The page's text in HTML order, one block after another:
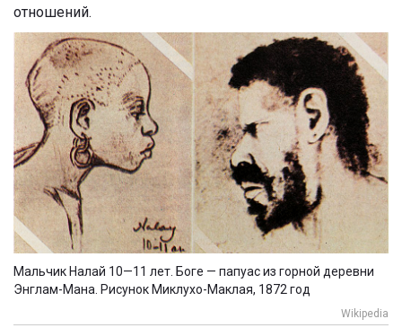
отношений.
Мальчик Налай 10—11 лет. Боге — папуас из горной деревни
Энглам-Мана. Рисунок Миклухо-Маклая, 1872 год
Wikipedia